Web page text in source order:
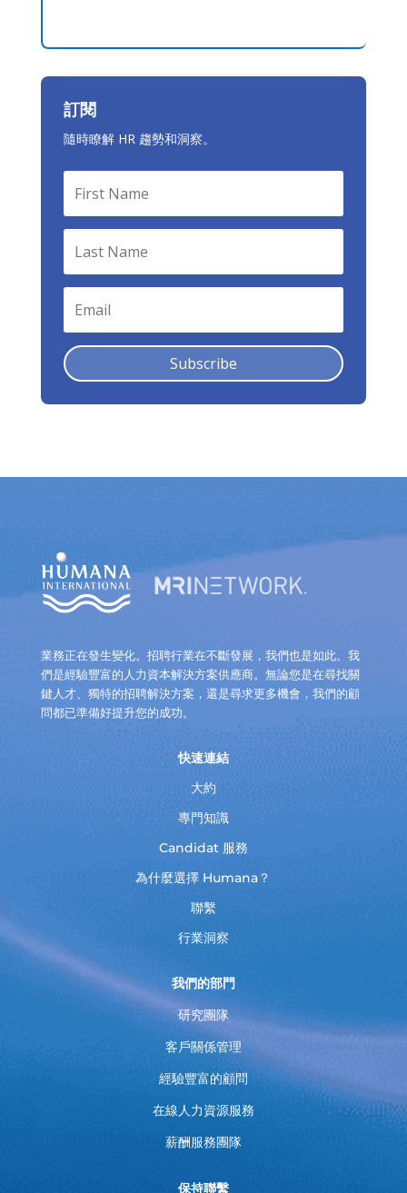
訂閱
隨時瞭解 HR 趨勢和洞察。
Subscribe
業務正在發生變化。招聘行業在不斷發展，我們也是如此。我
們是經驗豐富的人力資本解決方案供應商。無論您是在尋找關
鍵人才、獨特的招聘解決方案，還是尋求更多機會，我們的顧
問都已準備好提升您的成功。
快速連結
大約
專門知識
Candidat 服務
為什麼選擇 Humana？
聯繫
行業洞察
我們的部門
研究團隊
客戶關係管理
經驗豐富的顧問
在線人力資源服務
薪酬服務團隊
保持聯繫